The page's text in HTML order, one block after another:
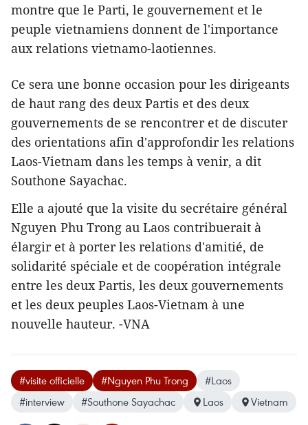
montre que le Parti, le gouvernement et le
peuple vietnamiens donnent de l'importance
aux relations vietnamo-laotiennes.
Ce sera une bonne occasion pour les dirigeants
de haut rang des deux Partis et des deux
gouvernements de se rencontrer et de discuter
des orientations afin d'approfondir les relations
Laos-Vietnam dans les temps à venir, a dit
Southone Sayachac.
Elle a ajouté que la visite du secrétaire général
Nguyen Phu Trong au Laos contribuerait à
élargir et à porter les relations d'amitié, de
solidarité spéciale et de coopération intégrale
entre les deux Partis, les deux gouvernements
et les deux peuples Laos-Vietnam à une
nouvelle hauteur. -VNA
#visite officielle #Nguyen Phu Trong
#Laos
#interview
#Southone Sayachac Laos Vietnam